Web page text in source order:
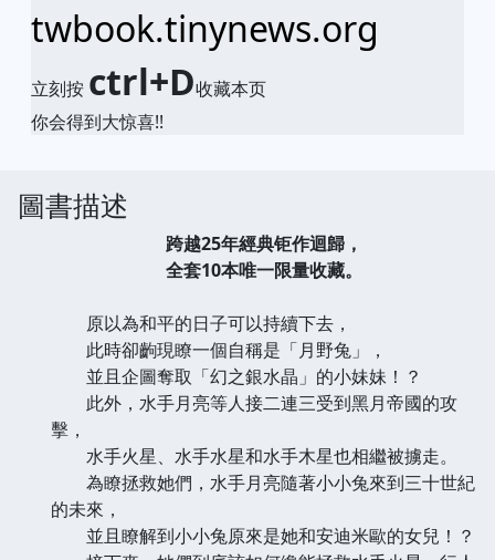
twbook.tinynews.org
立刻按 ctrl+D收藏本页
你会得到大惊喜!!
圖書描述
跨越25年經典钜作迴歸，
全套10本唯一限量收藏。
原以為和平的日子可以持續下去，
此時卻齣現瞭一個自稱是「月野兔」，
並且企圖奪取「幻之銀水晶」的小妹妹！？
此外，水手月亮等人接二連三受到黑月帝國的攻
擊，
水手火星、水手水星和水手木星也相繼被擄走。
為瞭拯救她們，水手月亮隨著小小兔來到三十世紀
的未來，
並且瞭解到小小兔原來是她和安迪米歐的女兒！？